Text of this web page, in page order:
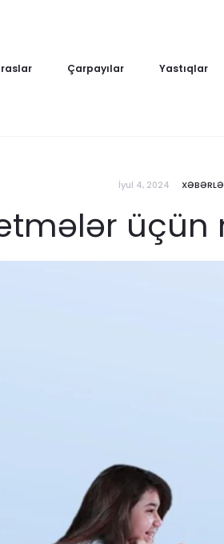
Çarpayılar Yastıqlar
İyul 4, 2024